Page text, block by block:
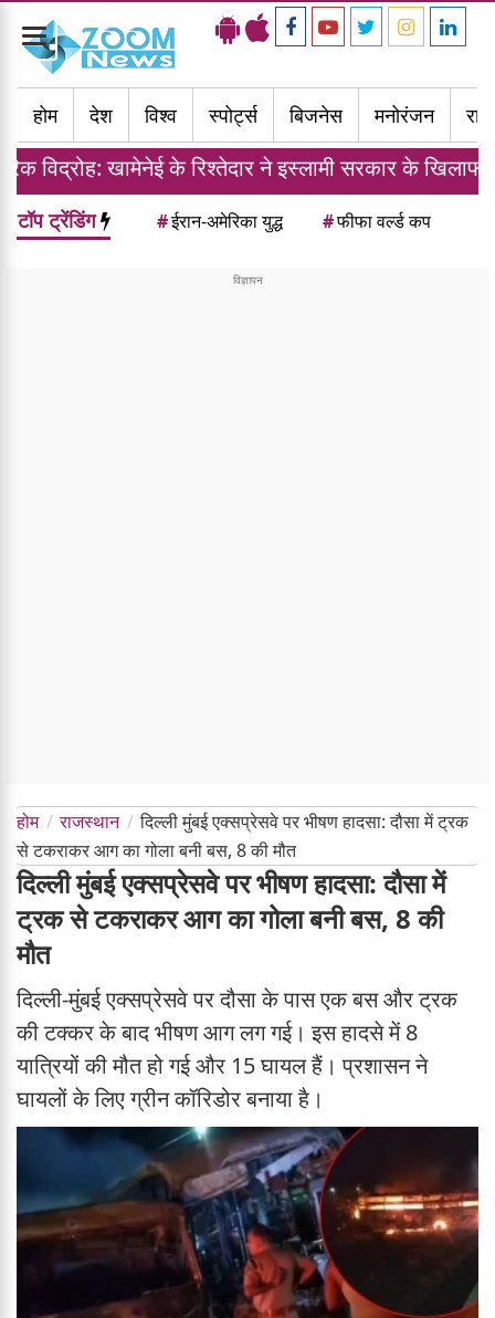
Toggle
navigation
होम
देश विश्व स्पोर्ट्स बिजनेस मनोरंजन
के रिश्तेदार ने इस्लामी सरकार के खिलाफ तैयार की फौज
टॉप ट्रेंडिंग #ईरान-अमेरिका युद्ध #फीफा वर्ल्ड कप
होम राजस्थान
दिल्ली मुंबई एक्सप्रेसवे पर भीषण हादसा: दौसा में ट्रक
से टकराकर आग का गोला बनी बस, 8 की मौत
दिल्ली मुंबई एक्सप्रेसवे पर भीषण हादसा: दौसा में
ट्रक से टकराकर आग का गोला बनी बस, 8 की
मौत
दिल्ली-मुंबई एक्सप्रेसवे पर दौसा के पास एक बस और ट्रक
की टक्कर के बाद भीषण आग लग गई। इस हादसे में 8
यात्रियों की मौत हो गई और 15 घायल हैं। प्रशासन ने
घायलों के लिए ग्रीन कॉरिडोर बनाया है।